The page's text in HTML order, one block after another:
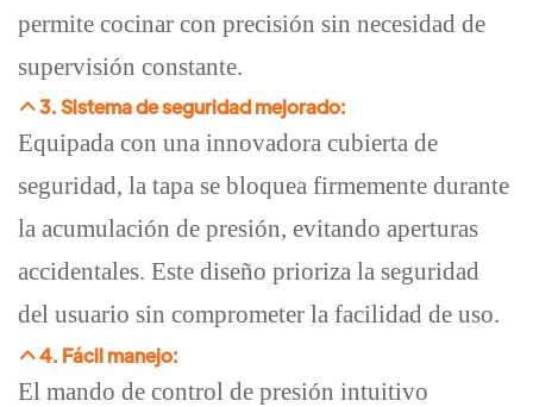
permite cocinar con precisión sin necesidad de
supervisión constante.
3. Sistema de seguridad mejorado:
Equipada con una innovadora cubierta de
seguridad, la tapa se bloquea firmemente durante
la acumulación de presión, evitando aperturas
accidentales. Este diseño prioriza la seguridad
del usuario sin comprometer la facilidad de uso.
4. Fácil manejo:
El mando de control de presión intuitivo